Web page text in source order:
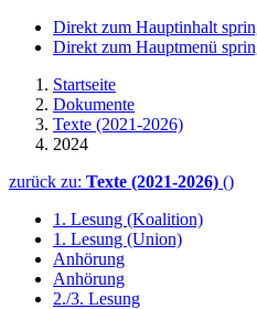
Direkt zum Hauptinhalt
Direkt zum Hauptmenü
Startseite
Dokumente
Texte (2021-2026)
2024
zurück zu: Texte (2021-2026) ()
1. Lesung (Koalition)
1. Lesung (Union)
Anhörung
Anhörung
2./3. Lesung